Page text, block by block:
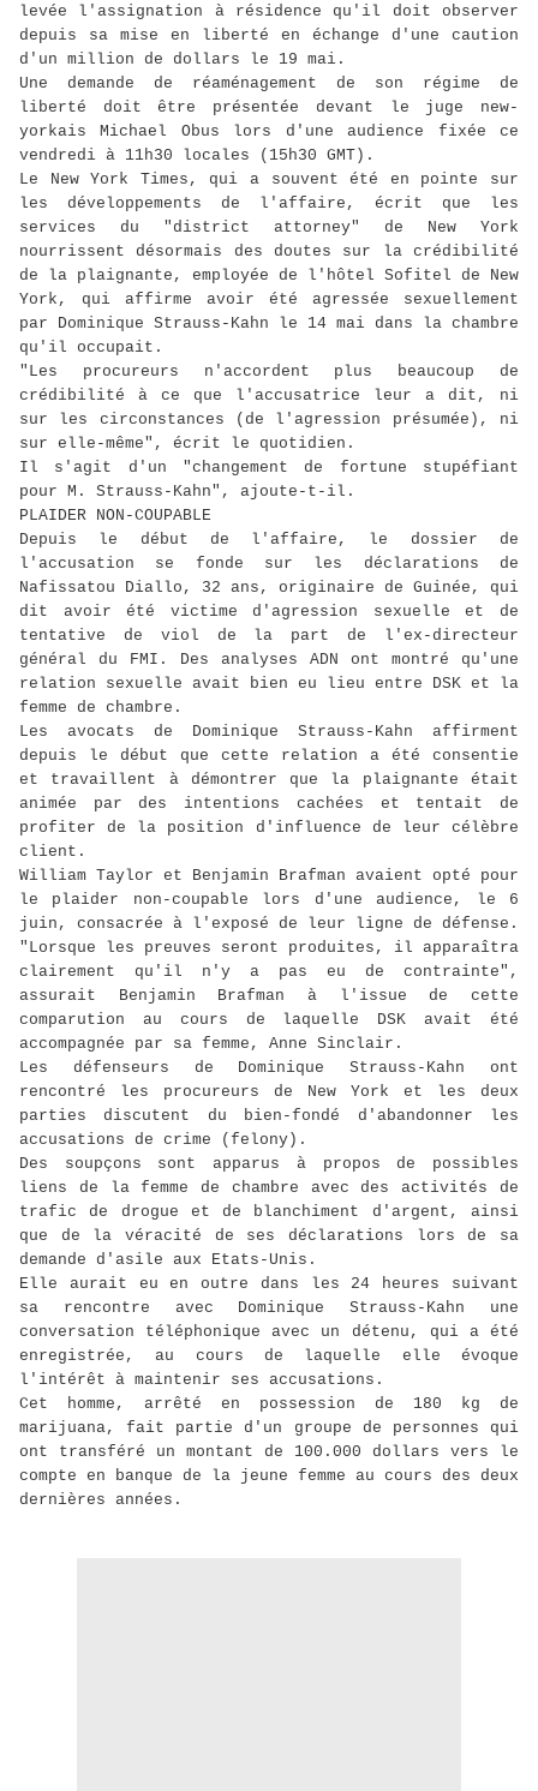
levée l'assignation à résidence qu'il doit observer
depuis sa mise en liberté en échange d'une caution
d'un million de dollars le 19 mai.
Une demande de réaménagement de son régime de
liberté doit être présentée devant le juge new-
yorkais Michael Obus lors d'une audience fixée ce
vendredi à 11h30 locales (15h30 GMT).
Le New York Times, qui a souvent été en pointe sur
les développements de l'affaire, écrit que les
services du "district attorney" de New York
nourrissent désormais des doutes sur la crédibilité
de la plaignante, employée de l'hôtel Sofitel de New
York, qui affirme avoir été agressée sexuellement
par Dominique Strauss-Kahn le 14 mai dans la chambre
qu'il occupait.
"Les procureurs n'accordent plus beaucoup de
crédibilité à ce que l'accusatrice leur a dit, ni
sur les circonstances (de l'agression présumée), ni
sur elle-même", écrit le quotidien.
Il s'agit d'un "changement de fortune stupéfiant
pour M. Strauss-Kahn", ajoute-t-il.
PLAIDER NON-COUPABLE
Depuis le début de l'affaire, le dossier de
l'accusation se fonde sur les déclarations de
Nafissatou Diallo, 32 ans, originaire de Guinée, qui
dit avoir été victime d'agression sexuelle et de
tentative de viol de la part de l'ex-directeur
général du FMI. Des analyses ADN ont montré qu'une
relation sexuelle avait bien eu lieu entre DSK et la
femme de chambre.
Les avocats de Dominique Strauss-Kahn affirment
depuis le début que cette relation a été consentie
et travaillent à démontrer que la plaignante était
animée par des intentions cachées et tentait de
profiter de la position d'influence de leur célèbre
client.
William Taylor et Benjamin Brafman avaient opté pour
le plaider non-coupable lors d'une audience, le 6
juin, consacrée à l'exposé de leur ligne de défense.
"Lorsque les preuves seront produites, il apparaîtra
clairement qu'il n'y a pas eu de contrainte",
assurait Benjamin Brafman à l'issue de cette
comparution au cours de laquelle DSK avait été
accompagnée par sa femme, Anne Sinclair.
Les défenseurs de Dominique Strauss-Kahn ont
rencontré les procureurs de New York et les deux
parties discutent du bien-fondé d'abandonner les
accusations de crime (felony).
Des soupçons sont apparus à propos de possibles
liens de la femme de chambre avec des activités de
trafic de drogue et de blanchiment d'argent, ainsi
que de la véracité de ses déclarations lors de sa
demande d'asile aux Etats-Unis.
Elle aurait eu en outre dans les 24 heures suivant
sa rencontre avec Dominique Strauss-Kahn une
conversation téléphonique avec un détenu, qui a été
enregistrée, au cours de laquelle elle évoque
l'intérêt à maintenir ses accusations.
Cet homme, arrêté en possession de 180 kg de
marijuana, fait partie d'un groupe de personnes qui
ont transféré un montant de 100.000 dollars vers le
compte en banque de la jeune femme au cours des deux
dernières années.